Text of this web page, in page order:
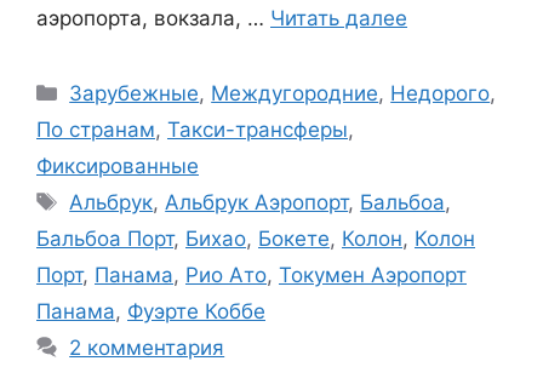
аэропорта, вокзала, … Читать далее
Рубрики
Зарубежные, Междугородние, Недорого,
По странам, Такси-трансферы,
Фиксированные
Метки
Альбрук, Альбрук Аэропорт, Бальбоа,
Бальбоа Порт, Бихао, Бокете, Колон, Колон
Порт, Панама, Рио Ато, Токумен Аэропорт
Панама, Фуэрте Коббе
2 комментария